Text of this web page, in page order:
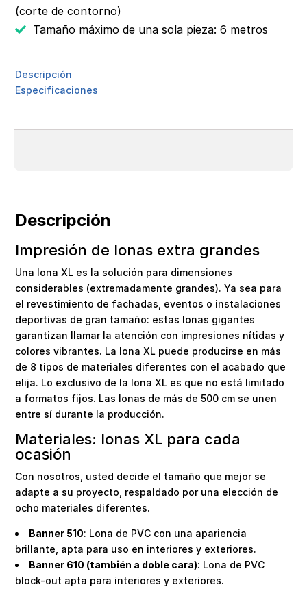
(corte de contorno)
Tamaño máximo de una sola pieza: 6 metros
Descripción
Especificaciones
Descripción
Impresión de lonas extra grandes
Una lona XL es la solución para dimensiones
considerables (extremadamente grandes). Ya sea para
el revestimiento de fachadas, eventos o instalaciones
deportivas de gran tamaño: estas lonas gigantes
garantizan llamar la atención con impresiones nítidas y
colores vibrantes. La lona XL puede producirse en más
de 8 tipos de materiales diferentes con el acabado que
elija. Lo exclusivo de la lona XL es que no está limitado
a formatos fijos. Las lonas de más de 500 cm se unen
entre sí durante la producción.
Materiales: lonas XL para cada
ocasión
Con nosotros, usted decide el tamaño que mejor se
adapte a su proyecto, respaldado por una elección de
ocho materiales diferentes.
Banner 510: Lona de PVC con una apariencia
brillante, apta para uso en interiores y exteriores.
Banner 610 (también a doble cara): Lona de PVC
block-out apta para interiores y exteriores.